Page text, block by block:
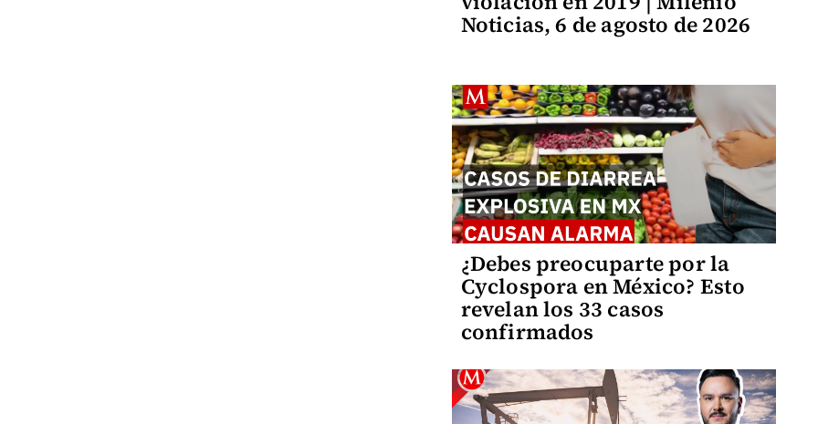
Noticias, 6 de agosto de 2026
¿Debes preocuparte por la
Cyclospora en México? Esto
revelan los 33 casos
confirmados